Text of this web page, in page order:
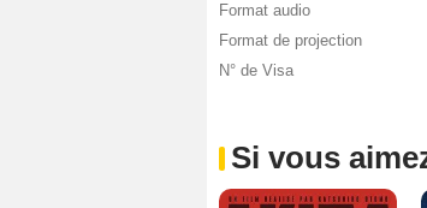
Format audio
Format de projection
N° de Visa
Si vous